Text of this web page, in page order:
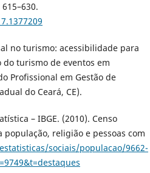
no turismo: acessibilidade para
turismo de eventos em
Profissional em Gestão de
do Ceará, CE).
– IBGE. (2010). Censo
religião e pessoas com
sociais/populacao/9662-